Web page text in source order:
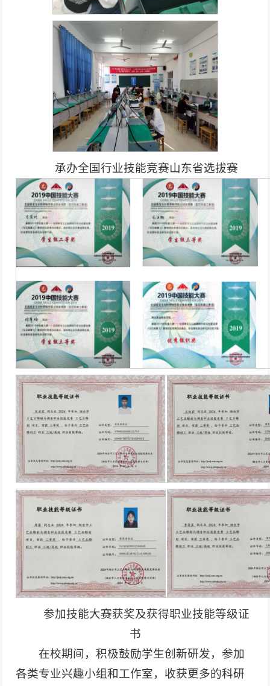
承办全国行业技能竞赛山东省选拔赛
参加技能大赛获奖及获得职业技能等级证
书
在校期间，积极鼓励学生创新研发，参加
各类专业兴趣小组和工作室，收获更多的科研